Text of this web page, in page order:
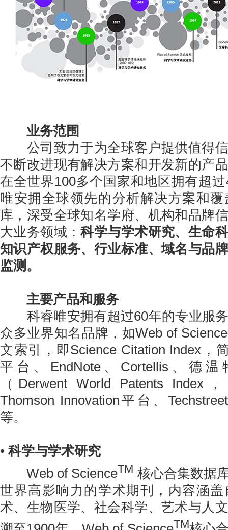
业务范围
公司致力于为全球客户提供值得信
不断改进现有解决方案和开发新的产
在全世界100多个国家和地区拥有超
唯安拥全球领先的分析解决方案和
库，深受全球知名学府、机构和品牌
大业务领域：科学与学术研究、生命
知识产权服务、行业标准、域名与品
监测。
主要产品和服务
科睿唯安拥有超过60年的专业服务
众多业界知名品牌，如Web of
文索引，即Science Citation Index，
平台、EndNote、Cortellis、德
（Derwent World Patents Index
Thomson Innovation平台、
等。
• 科学与学术研究
Web of ScienceTM 核心合集数据
世界高影响力的学术期刊，内容涵
术、生物医学、社会科学、艺术与人
TM